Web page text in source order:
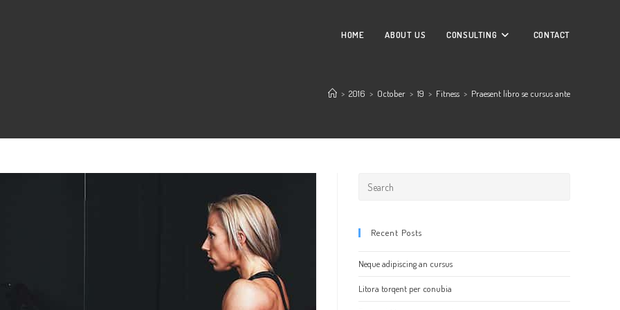
HOME ABOUT US CONSULTING CONTACT
> 2016 > October > 19 > Fitness > Praesent libro se cursus ante
Recent Posts
Neque adipiscing an cursus
Litora torqent per conubia